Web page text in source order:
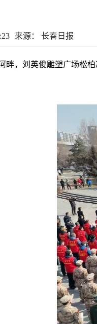
来源： 长春日报
畔，刘英俊雕塑广场松柏